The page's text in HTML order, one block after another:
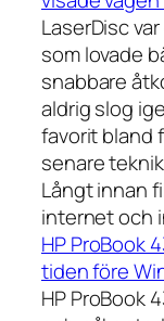
LaserDisc
som lovade
snabbare
aldrig slog
favorit bland
senare
Långt innan
internet och
HP ProBook
tiden före
HP ProBook